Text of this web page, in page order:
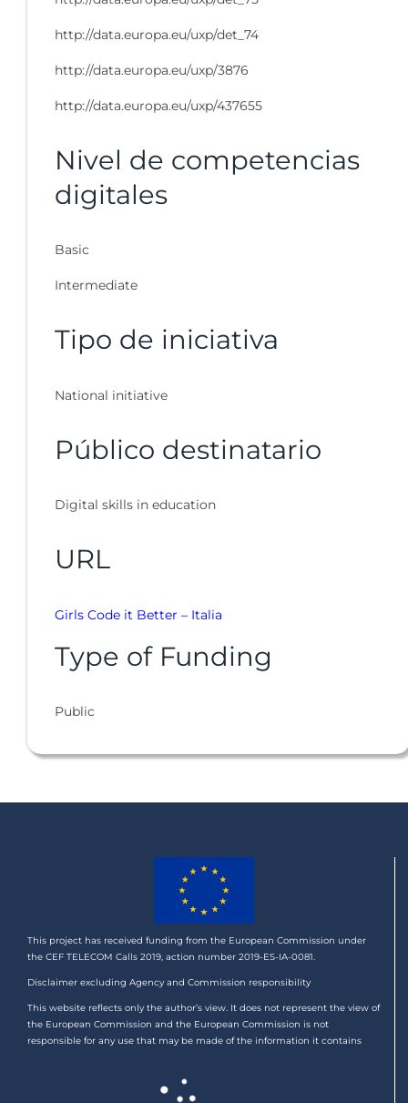
http://data.europa.eu/uxp/det_74
http://data.europa.eu/uxp/3876
http://data.europa.eu/uxp/437655
Nivel de competencias
digitales
Basic
Intermediate
Tipo de iniciativa
National initiative
Público destinatario
Digital skills in education
URL
Girls Code it Better – Italia
Type of Funding
Public
This project has received funding from the European Commission under
the CEF TELECOM Calls 2019, action number 2019-ES-IA-0081.
Disclaimer excluding Agency and Commission responsibility
This website reflects only the author’s view. It does not represent the view of
the European Commission and the European Commission is not
responsible for any use that may be made of the information it contains